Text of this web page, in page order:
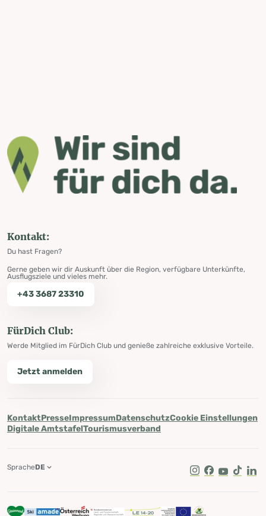
Kontakt:
Du hast Fragen?
Gerne geben wir dir Auskunft über die Region, verfügbare Unterkünfte,
Ausflugsziele und vieles mehr.
+43 3687 23310
FürDich Club:
Werde Mitglied im FürDich Club und genieße zahlreiche exklusive Vorteile.
Jetzt anmelden
KontaktPresseImpressumDatenschutzCookie Einstellungen
Digitale AmtstafelTourismusverband
Instagram
Facebook
Youtube
Tik Tok
SpracheDE